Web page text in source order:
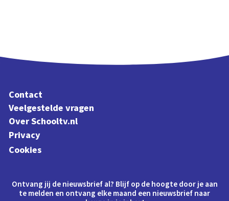
Contact
Veelgestelde vragen
Over Schooltv.nl
Privacy
Cookies
Ontvang jij de nieuwsbrief al? Blijf op de hoogte door je aan
te melden en ontvang elke maand een nieuwsbrief naar